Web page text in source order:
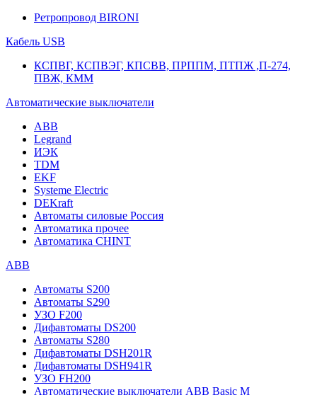
Ретропровод BIRONI
Кабель USB
КСПВГ, КСПВЭГ, КПСВВ, ПРППМ, ПТПЖ ,П-274,
ПВЖ, КММ
Автоматические выключатели
ABB
Legrand
ИЭК
TDM
EKF
Systeme Electric
DEKraft
Автоматы силовые Россия
Автоматика прочее
Автоматика CHINT
ABB
Автоматы S200
Автоматы S290
УЗО F200
Дифавтоматы DS200
Автоматы S280
Дифавтоматы DSH201R
Дифавтоматы DSH941R
УЗО FH200
Автоматические выключатели ABB Basic M